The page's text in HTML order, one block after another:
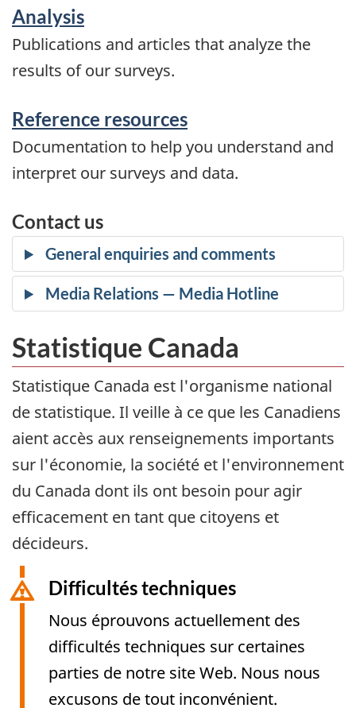
Analysis
Publications and articles that analyze the
results of our surveys.
Reference resources
Documentation to help you understand and
interpret our surveys and data.
Contact us
Statistique Canada
Statistique Canada est l'organisme national
de statistique. Il veille à ce que les Canadiens
aient accès aux renseignements importants
sur l'économie, la société et l'environnement
du Canada dont ils ont besoin pour agir
efficacement en tant que citoyens et
décideurs.
Difficultés techniques
Nous éprouvons actuellement des
difficultés techniques sur certaines
parties de notre site Web. Nous nous
excusons de tout inconvénient.